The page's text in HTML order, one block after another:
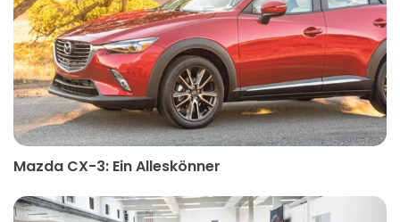
Mazda CX-3: Ein Alleskönner